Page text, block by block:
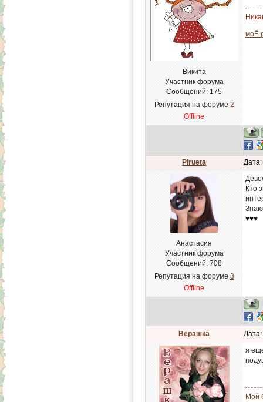
Викита
Участник форума
Сообщений: 175
Репутация на форуме 2
Offline
моЁ
Pirueta
Анастасия
Участник форума
Сообщений: 708
Репутация на форуме 3
Offline
Кто
Знаю
♥♥♥
Верашка
я
Мой